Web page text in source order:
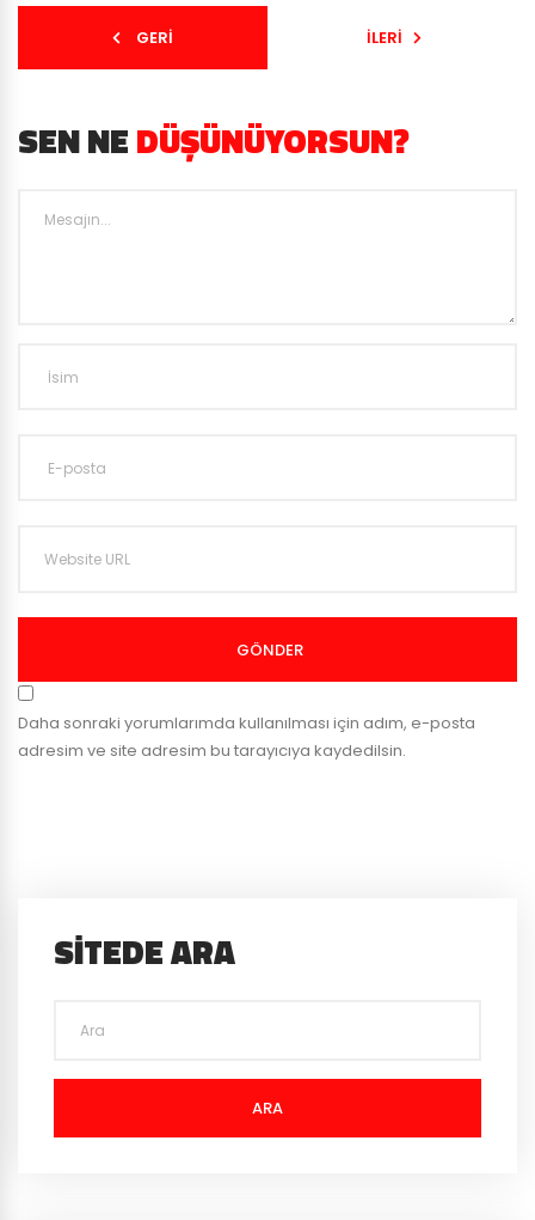
GERI İLERI
SEN NEDÜŞÜNÜYORSUN?
GÖNDER
Daha sonraki yorumlarımda kullanılması için adım, e-posta
adresim ve site adresim bu tarayıcıya kaydedilsin.
SITEDE ARA
ARA